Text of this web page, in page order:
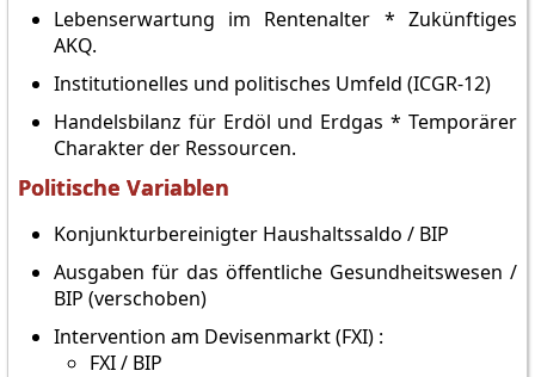
Lebenserwartung im Rentenalter * Zukünftiges
AKQ.
Institutionelles und politisches Umfeld (ICGR-12)
Handelsbilanz für Erdöl und Erdgas * Temporärer
Charakter der Ressourcen.
Politische Variablen
Konjunkturbereinigter Haushaltssaldo / BIP
Ausgaben für das öffentliche Gesundheitswesen /
BIP (verschoben)
Intervention am Devisenmarkt (FXI) :
FXI / BIP